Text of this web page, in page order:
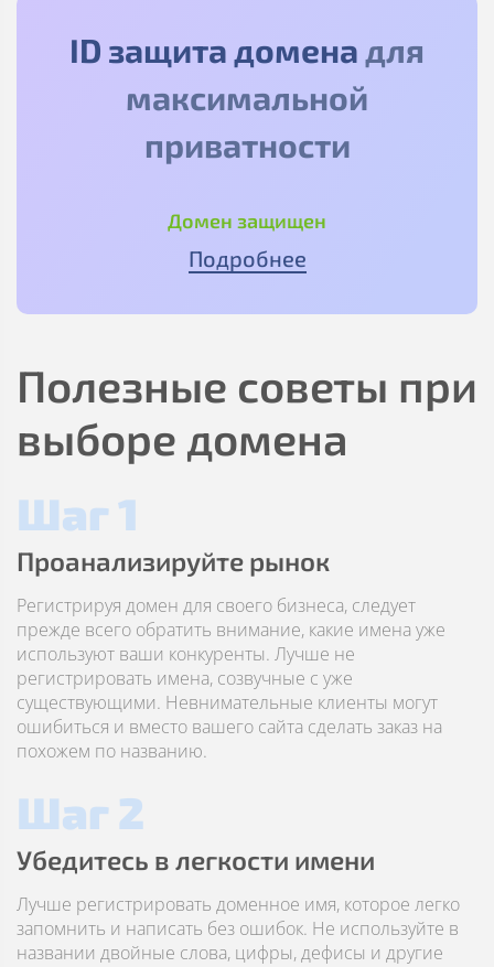
ID защита доменадля
максимальной
приватности
Домен защищен
Подробнее
Полезные советы при
выборе домена
Шаг 1
Проанализируйте рынок
Регистрируя домен для своего бизнеса, следует
прежде всего обратить внимание, какие имена уже
используют ваши конкуренты. Лучше не
регистрировать имена, созвучные с уже
существующими. Невнимательные клиенты могут
ошибиться и вместо вашего сайта сделать заказ на
похожем по названию.
Шаг 2
Убедитесь в легкости имени
Лучше регистрировать доменное имя, которое легко
запомнить и написать без ошибок. Не используйте в
названии двойные слова, цифры, дефисы и другие